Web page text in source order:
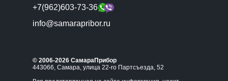
+7(962)603-73-36
info@samarapribor.ru
© 2006-2026 СамараПрибор
443066, Самара, улица 22-го Партсъезда, 52